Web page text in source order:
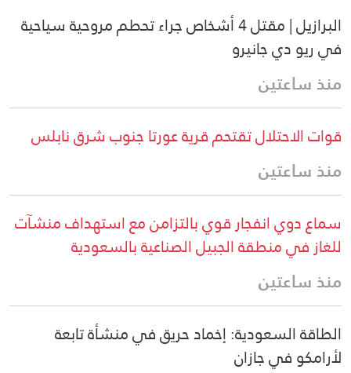
البرازيل | مقتل 4 أشخاص جراء تحطم مروحية سياحية
في ريو دي جانيرو
منذ ساعتين
قوات الاحتلال تقتحم قرية عورتا جنوب شرق نابلس
منذ ساعتين
سماع دوي انفجار قوي بالتزامن مع استهداف منشآت
للغاز في منطقة الجبيل الصناعية بالسعودية
منذ ساعتين
الطاقة السعودية: إخماد حريق في منشأة تابعة
لأرامكو في جازان